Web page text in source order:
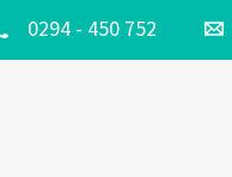
0294 - 450 752